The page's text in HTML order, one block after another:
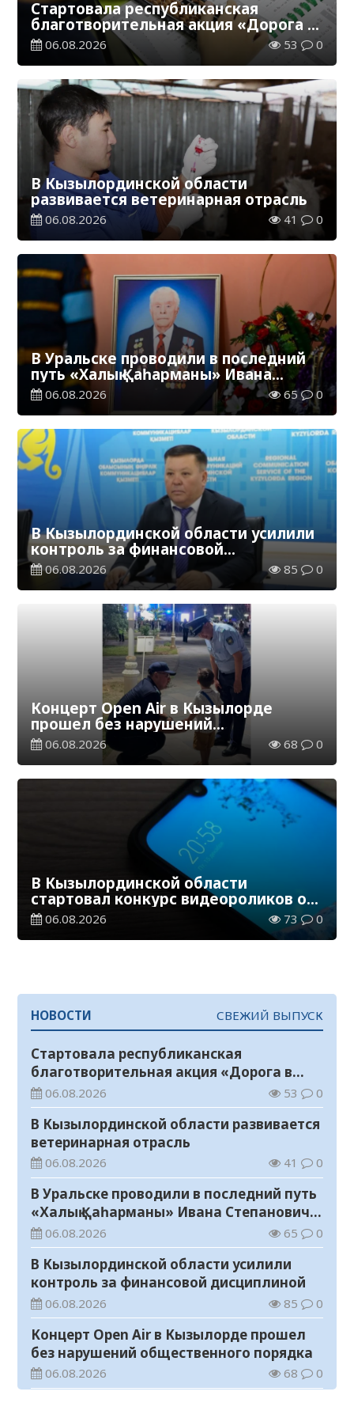
Стартовала республиканская
благотворительная акция «Дорога в
школу»
06.08.2026 53 0
В Кызылординской области
развивается ветеринарная отрасль
06.08.2026 41 0
В Уральске проводили в последний
путь «Халық Қаһарманы» Ивана
Степановича Гапича
06.08.2026 65 0
В Кызылординской области усилили
контроль за финансовой
дисциплиной
06.08.2026 85 0
Концерт Open Air в Кызылорде
прошел без нарушений
общественного порядка
06.08.2026 68 0
В Кызылординской области
стартовал конкурс видеороликов о
семейных ценностях и Конституции
06.08.2026 73 0
НОВОСТИ СВЕЖИЙ ВЫПУСК
Стартовала республиканская
благотворительная акция «Дорога в
школу»
06.08.2026 53 0
В Кызылординской области развивается
ветеринарная отрасль
06.08.2026 41 0
В Уральске проводили в последний путь
«Халық Қаһарманы» Ивана Степановича
Гапича
06.08.2026 65 0
В Кызылординской области усилили
контроль за финансовой дисциплиной
06.08.2026 85 0
Концерт Open Air в Кызылорде прошел
без нарушений общественного порядка
06.08.2026 68 0